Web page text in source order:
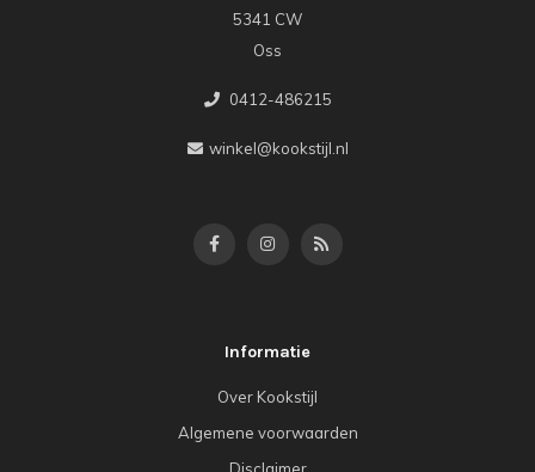
5341 CW
Oss
0412-486215
winkel@kookstijl.nl
Informatie
Over Kookstijl
Algemene voorwaarden